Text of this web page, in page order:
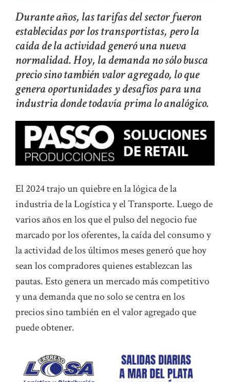
Durante años, las tarifas del sector fueron
establecidas por los transportistas, pero la
caída de la actividad generó una nueva
normalidad. Hoy, la demanda no sólo busca
precio sino también valor agregado, lo que
genera oportunidades y desafíos para una
industria donde todavía prima lo analógico.
El 2024 trajo un quiebre en la lógica de la
industria de la Logística y el Transporte. Luego de
varios años en los que el pulso del negocio fue
marcado por los oferentes, la caída del consumo y
la actividad de los últimos meses generó que hoy
sean los compradores quienes establezcan las
pautas. Esto genera un mercado más competitivo
y una demanda que no solo se centra en los
precios sino también en el valor agregado que
puede obtener.